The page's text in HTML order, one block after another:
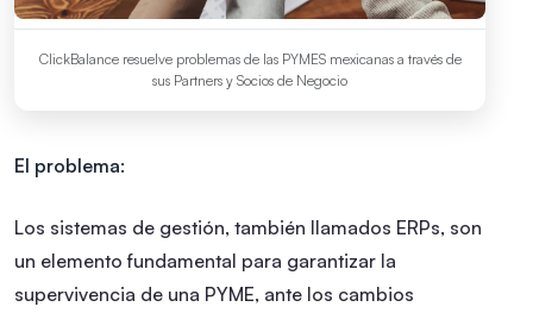
ClickBalance resuelve problemas de las PYMES mexicanas a través de
sus Partners y Socios de Negocio
El problema:
Los sistemas de gestión, también llamados ERPs, son
un elemento fundamental para garantizar la
supervivencia de una PYME, ante los cambios